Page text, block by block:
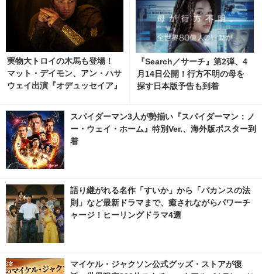
実物大トロイの木馬も登場！
マット・デイモン、アン・ハサ
ウェイ出演『オデュッセイア』
写真 5枚目の写真・画像 | ci
nemacafe.net
『Search／サーチ』第2弾、4
月14日公開！行方不明の母を
探す日本版予告も到着
スパイダーマン3人が勢揃い『スパイダーマン：ノ
ー・ウェイ・ホーム』特別Ver.、海外版ポスター到
着
語り継がれる名作「すいか」から「バカンスの法
則」など最新ドラマまで、癒されながらパワーチ
ャージ！ヒーリングドラマ4選
マイケル・ジャクソン公式グッズ・ストアが復